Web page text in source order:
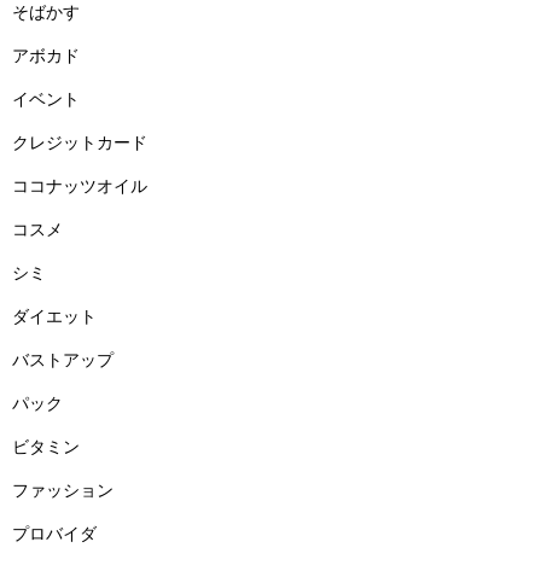
そばかす
アボカド
イベント
クレジットカード
ココナッツオイル
コスメ
シミ
ダイエット
バストアップ
パック
ビタミン
ファッション
プロバイダ